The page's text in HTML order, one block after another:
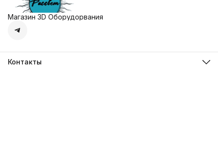
Магазин 3D Оборудорвания
Контакты